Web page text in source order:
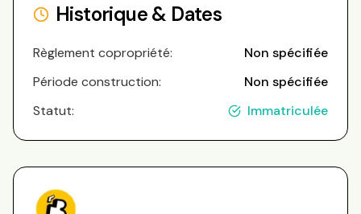
Historique & Dates
Règlement copropriété:
Non spécifiée
Période construction:
Non spécifiée
Statut:
Immatriculée